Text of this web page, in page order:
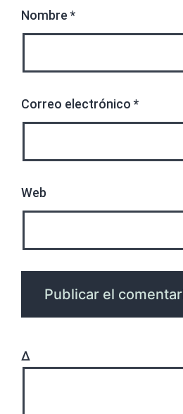
Nombre *
Correo electrónico *
Web
Δ